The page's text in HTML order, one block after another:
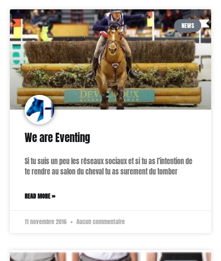
NEWS
We are Eventing
Si tu suis un peu les réseaux sociaux et si tu as l’intention de
te rendre au salon du cheval tu as surement du tomber
READ MORE »
11 novembre 2016 Aucun commentaire